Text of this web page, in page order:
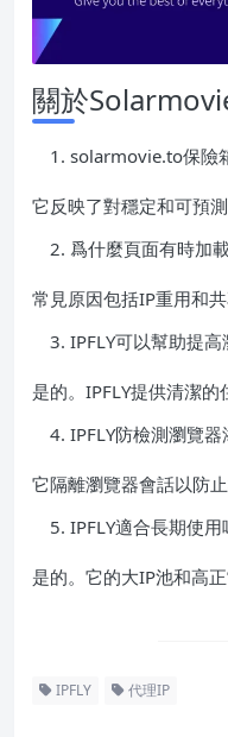
關於
solarmovie.to保險
它反映了對穩定和可預
爲什麼頁面有時加
常見原因包括IP重用和共
IPFLY可以幫助提高
是的。IPFLY提供清潔的
IPFLY防檢測瀏覽器
它隔離瀏覽器會話以防止
IPFLY適合長期使用
是的。它的大IP池和高
IPFLY 代理IP